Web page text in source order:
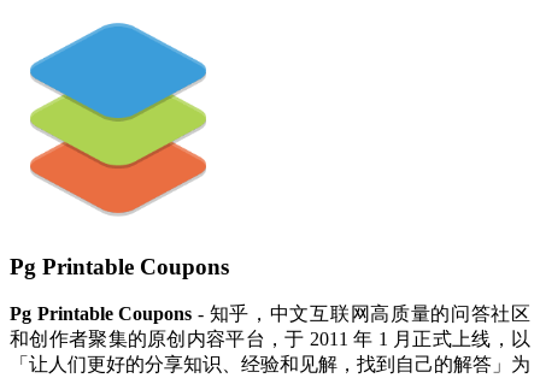
Pg Printable Coupons
Pg Printable Coupons - 知乎，中文互联网高质量的问答社区
和创作者聚集的原创内容平台，于 2011 年 1 月正式上线，以
「让人们更好的分享知识、经验和见解，找到自己的解答」为